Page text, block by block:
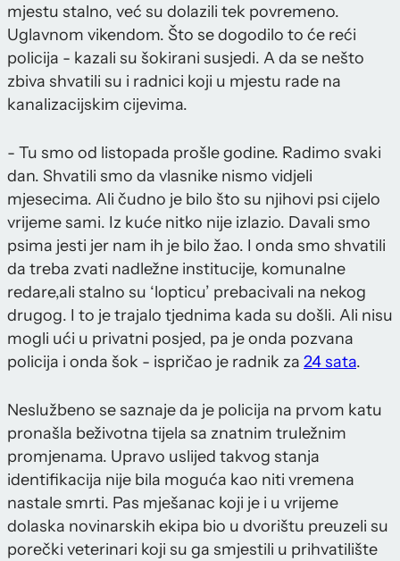
mjestu stalno, već su dolazili tek povremeno.
Uglavnom vikendom. Što se dogodilo to će reći
policija - kazali su šokirani susjedi. A da se nešto
zbiva shvatili su i radnici koji u mjestu rade na
kanalizacijskim cijevima.
- Tu smo od listopada prošle godine. Radimo svaki
dan. Shvatili smo da vlasnike nismo vidjeli
mjesecima. Ali čudno je bilo što su njihovi psi cijelo
vrijeme sami. Iz kuće nitko nije izlazio. Davali smo
psima jesti jer nam ih je bilo žao. I onda smo shvatili
da treba zvati nadležne institucije, komunalne
redare,ali stalno su ‘lopticu’ prebacivali na nekog
drugog. I to je trajalo tjednima kada su došli. Ali nisu
mogli ući u privatni posjed, pa je onda pozvana
policija i onda šok - ispričao je radnik za 24 sata.
Neslužbeno se saznaje da je policija na prvom katu
pronašla beživotna tijela sa znatnim truležnim
promjenama. Upravo uslijed takvog stanja
identifikacija nije bila moguća kao niti vremena
nastale smrti. Pas mješanac koji je i u vrijeme
dolaska novinarskih ekipa bio u dvorištu preuzeli su
porečki veterinari koji su ga smjestili u prihvatilište